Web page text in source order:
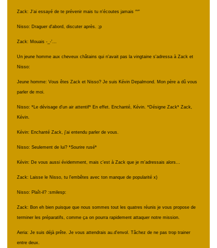
Zack: J'ai essayé de te prévenir mais tu n'écoutes jamais ^^'
Nisso: Draguer d'abord, discuter après. ;p
Zack: Mouais -_-'...
Un jeune homme aux cheveux châtains qui n'avait pas la vingtaine s'adressa à Zack et
Nisso:
Jeune homme: Vous êtes Zack et Nisso? Je suis Kévin Depalmond. Mon père a dû vous
parler de moi.
Nisso: *Le dévisage d'un air attentif* En effet. Enchanté, Kévin. *Désigne Zack* Zack,
Kévin.
Kévin: Enchanté Zack, j'ai entendu parler de vous.
Nisso: Seulement de lui? *Sourire rusé*
Kévin: De vous aussi évidemment, mais c'est à Zack que je m'adressais alors...
Zack: Laisse le Nisso, tu l'embêtes avec ton manque de popularité x)
Nisso: Plaît-il? :smilesp:
Zack: Bon eh bien puisque que nous sommes tout les quatres réunis je vous propose de
terminer les préparatifs, comme ça on pourra rapidement attaquer notre mission.
Aeria: Je suis déjà prête. Je vous attendrais au.d'envol. Tâchez de ne pas trop trainer
entre deux.